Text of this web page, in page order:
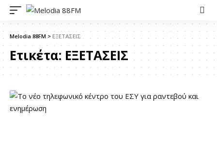
Melodia 88FM > ΕΞΕΤΑΣΕΙΣ
Ετικέτα: ΕΞΕΤΑΣΕΙΣ